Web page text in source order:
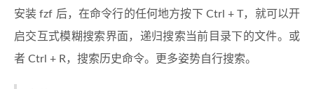
安装 fzf 后，在命令行的任何地方按下 Ctrl + T，就可以开
启交互式模糊搜索界面，递归搜索当前目录下的文件。或
者 Ctrl + R，搜索历史命令。更多姿势自行搜索。